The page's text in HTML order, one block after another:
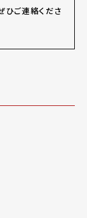
ひご連絡くださ